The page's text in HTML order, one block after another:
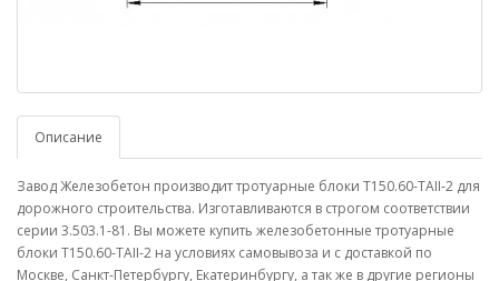
Описание
Завод Железобетон производит тротуарные блоки Т150.60-TAII-2 для
дорожного строительства. Изготавливаются в строгом соответствии
серии 3.503.1-81. Вы можете купить железобетонные тротуарные
блоки Т150.60-TAII-2 на условиях самовывоза и с доставкой по
Москве, Санкт-Петербургу, Екатеринбургу, а так же в другие регионы